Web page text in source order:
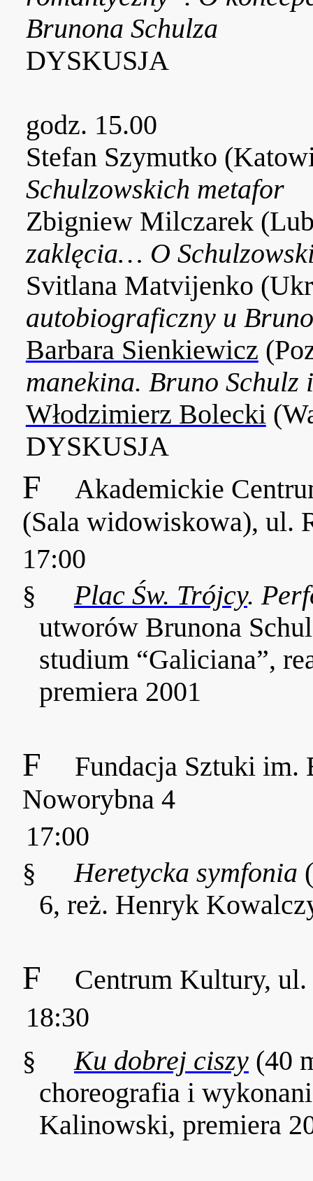
Brunona Schulza
DYSKUSJA
godz. 15.00
Stefan Szymutko
Schulzowskich metafor
Zbigniew Milczarek
zaklęcia… O
Svitlana Matvijenko
autobiograficzny u
Barbara Sienkiewicz
manekina. Bruno Schulz
Włodzimierz Bolecki
DYSKUSJA
F
Akademickie
(Sala widowiskowa), ul.
17:00
§ Plac Św. Trójcy.
utworów Brunona
studium “Galiciana”,
premiera 2001
F
Fundacja Sztuki im.
Noworybna 4
17:00
§ Heretycka symfonia
6, reż. Henryk
F
Centrum Kultury,
18:30
§ Ku dobrej ciszy (40
choreografia i
Kalinowski, premiera